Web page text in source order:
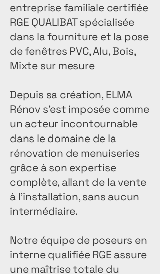
entreprise familiale certifiée
RGE QUALIBAT spécialisée
dans la fourniture et la pose
de fenêtres PVC, Alu, Bois,
Mixte sur mesure
Depuis sa création, ELMA
Rénov s'est imposée comme
un acteur incontournable
dans le domaine de la
rénovation de menuiseries
grâce à son expertise
complète, allant de la vente
à l'installation, sans aucun
intermédiaire.
Notre équipe de poseurs en
interne qualifiée RGE assure
une maîtrise totale du